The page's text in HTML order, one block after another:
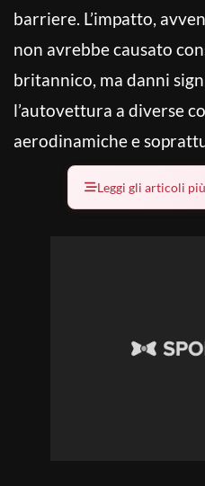
barriere. L’impatto,
non avrebbe causato
britannico, ma danni
l’autovettura a diverse
aerodinamiche e
Leggi gli articoli